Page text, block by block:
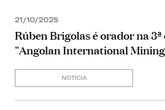
21/10/2025
Rúben Brigolas é orador na 3ª
"Angolan International
NOTÍCIA